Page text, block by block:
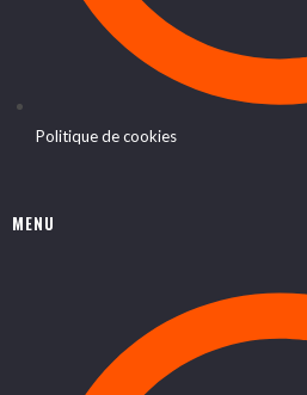
Politique de cookies
MENU